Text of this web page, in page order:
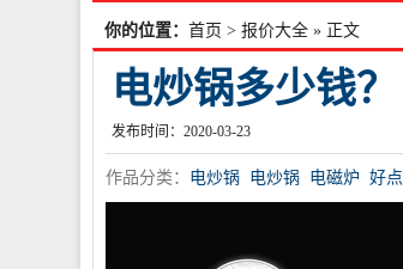
你的位置： 首页 > 报价大全 » 正文
电炒锅多少钱？
发布时间：2020-03-23
作品分类： 电炒锅 电炒锅 电磁炉 好点